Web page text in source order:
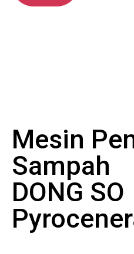
Mesin
Sampah
DONG SO